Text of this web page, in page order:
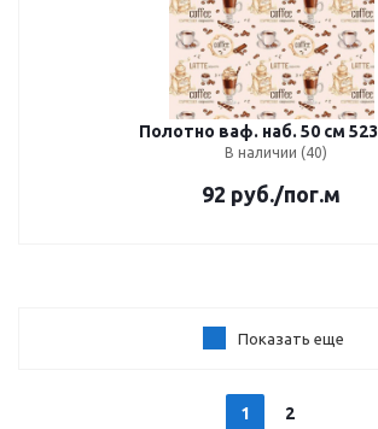
Полотно ваф. наб. 50 см
В наличии (40)
92 руб./пог.м
Показать еще
1 2